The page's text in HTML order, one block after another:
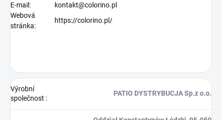
E-mail:
kontakt@colorino.pl
Webová
stránka:
https://colorino.pl/
Výrobní
společnost :
PATIO DYSTRYBUCJA Sp.z o.o.